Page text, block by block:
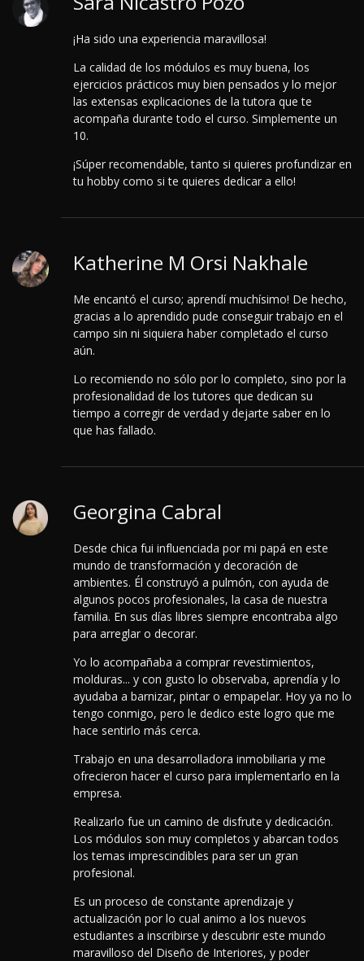
¡Ha sido una experiencia maravillosa!
La calidad de los módulos es muy buena, los
ejercicios prácticos muy bien pensados y lo mejor
las extensas explicaciones de la tutora que te
acompaña durante todo el curso. Simplemente un
10.
¡Súper recomendable, tanto si quieres profundizar en
tu hobby como si te quieres dedicar a ello!
Katherine M Orsi Nakhale
Me encantó el curso; aprendí muchísimo! De hecho,
gracias a lo aprendido pude conseguir trabajo en el
campo sin ni siquiera haber completado el curso
aún.
Lo recomiendo no sólo por lo completo, sino por la
profesionalidad de los tutores que dedican su
tiempo a corregir de verdad y dejarte saber en lo
que has fallado.
Georgina Cabral
Desde chica fui influenciada por mi papá en este
mundo de transformación y decoración de
ambientes. Él construyó a pulmón, con ayuda de
algunos pocos profesionales, la casa de nuestra
familia. En sus días libres siempre encontraba algo
para arreglar o decorar.
Yo lo acompañaba a comprar revestimientos,
molduras... y con gusto lo observaba, aprendía y lo
ayudaba a barnizar, pintar o empapelar. Hoy ya no lo
tengo conmigo, pero le dedico este logro que me
hace sentirlo más cerca.
Trabajo en una desarrolladora inmobiliaria y me
ofrecieron hacer el curso para implementarlo en la
empresa.
Realizarlo fue un camino de disfrute y dedicación.
Los módulos son muy completos y abarcan todos
los temas imprescindibles para ser un gran
profesional.
Es un proceso de constante aprendizaje y
actualización por lo cual animo a los nuevos
estudiantes a inscribirse y descubrir este mundo
maravilloso del Diseño de Interiores, y poder